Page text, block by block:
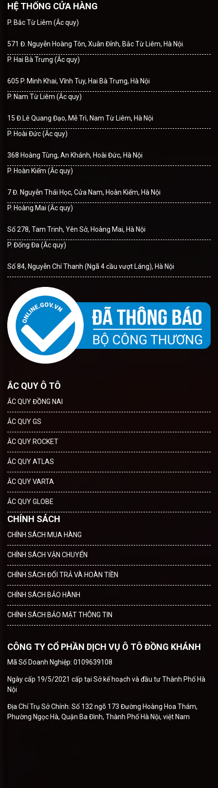
HỆ THỐNG CỬA HÀNG
P. Bắc Từ Liêm (Ắc quy)
571 Đ. Nguyễn Hoàng Tôn, Xuân Đỉnh, Bắc Từ Liêm, Hà Nội.
P. Hai Bà Trưng (Ắc quy)
605 P. Minh Khai, Vĩnh Tuy, Hai Bà Trưng, Hà Nội
P. Nam Từ Liêm (Ắc quy)
15 Đ.Lê Quang Đạo, Mễ Trì, Nam Từ Liêm, Hà Nội
P. Hoài Đức (Ắc quy)
368 Hoàng Tùng, An Khánh, Hoài Đức, Hà Nội
P. Hoàn Kiếm (Ắc quy)
7 Đ. Nguyễn Thái Học, Cửa Nam, Hoàn Kiếm, Hà Nội
P. Hoàng Mai (Ắc quy)
Số 278, Tam Trinh, Yên Sở, Hoàng Mai, Hà Nội
P. Đống Đa (Ắc quy)
Số 84, Nguyễn Chí Thanh (Ngã 4 cầu vượt Láng), Hà Nội
ẮC QUY Ô TÔ
ẮC QUY ĐỒNG NAI
ẮC QUY GS
ẮC QUY ROCKET
ẮC QUY ATLAS
ẮC QUY VARTA
ẮC QUY GLOBE
CHÍNH SÁCH
CHÍNH SÁCH MUA HÀNG
CHÍNH SÁCH VẬN CHUYỂN
CHÍNH SÁCH ĐỔI TRẢ VÀ HOÀN TIỀN
CHÍNH SÁCH BẢO HÀNH
CHÍNH SÁCH BẢO MẬT THÔNG TIN
CÔNG TY CỔ PHẦN DỊCH VỤ Ô TÔ ĐỒNG KHÁNH
Mã Số Doanh Nghiệp: 0109639108
Ngày cấp 19/5/2021 cấp tại Sở kế hoạch và đầu tư Thành Phố Hà
Nội
Địa Chỉ Trụ Sở Chính: Số 132 ngõ 173 Đường Hoàng Hoa Thám,
Phường Ngọc Hà, Quận Ba Đình, Thành Phố Hà Nội, việt Nam